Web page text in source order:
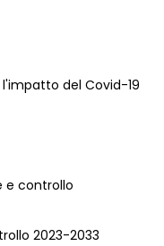
del Covid-19
e controllo
2023-2033